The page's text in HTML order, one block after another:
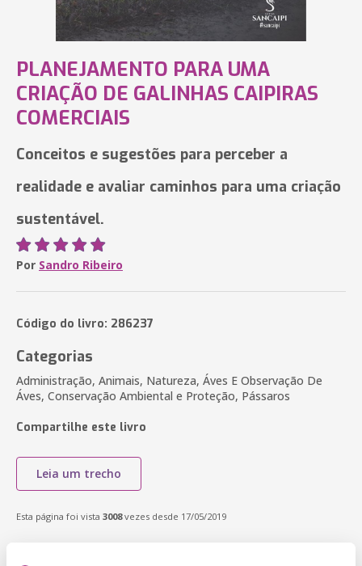
PLANEJAMENTO PARA UMA
CRIAÇÃO DE GALINHAS CAIPIRAS
COMERCIAIS
Conceitos e sugestões para perceber a
realidade e avaliar caminhos para uma criação
sustentável.
Por Sandro Ribeiro
Código do livro: 286237
Categorias
Administração, Animais, Natureza, Áves E Observação De
Áves, Conservação Ambiental e Proteção, Pássaros
Compartilhe este livro
Leia um trecho
Esta página foi vista 3008vezes desde 17/05/2019